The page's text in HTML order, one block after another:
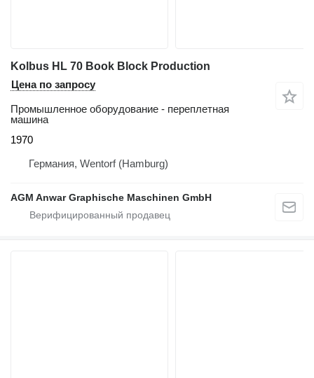
Kolbus HL 70 Book Block Production
Цена по запросу
Промышленное оборудование - переплетная
машина
1970
Германия, Wentorf (Hamburg)
AGM Anwar Graphische Maschinen GmbH